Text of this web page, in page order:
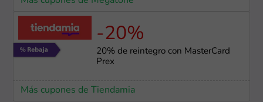
-20%
20% de reintegro con MasterCard
Prex
Más cupones de Tiendamia